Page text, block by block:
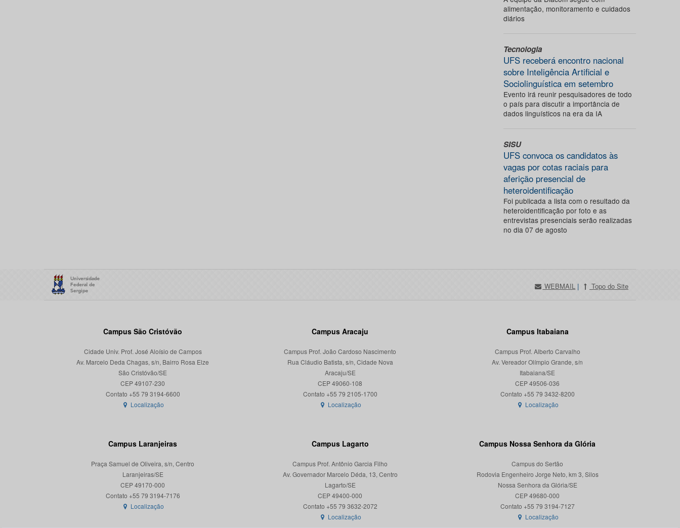
alimentação, monitoramento e cuidados
diários
Tecnologia
UFS receberá encontro nacional
sobre Inteligência Artificial e
Sociolinguística em setembro
Evento irá reunir pesquisadores de todo
o país para discutir a importância de
dados linguísticos na era da IA
SISU
UFS convoca os candidatos às
vagas por cotas raciais para
aferição presencial de
heteroidentificação
Foi publicada a lista com o resultado da
heteroidentificação por foto e as
entrevistas presenciais serão realizadas
no dia 07 de agosto
WEBMAIL | Topo do Site
Campus São Cristóvão
Cidade Univ. Prof. José Aloísio de Campos
Av. Marcelo Deda Chagas, s/n, Bairro Rosa Elze
São Cristóvão/SE
CEP 49107-230
Localização
Campus Aracaju
Campus Prof. João Cardoso Nascimento
Rua Cláudio Batista, s/n, Cidade Nova
Aracaju/SE
CEP 49060-108
Localização
Campus Itabaiana
Campus Prof. Alberto Carvalho
Av. Vereador Olímpio Grande, s/n
Itabaiana/SE
CEP 49506-036
Localização
Campus Laranjeiras
Praça Samuel de Oliveira, s/n, Centro
Laranjeiras/SE
CEP 49170-000
Localização
Campus Lagarto
Campus Prof. Antônio Garcia Filho
Av. Governador Marcelo Déda, 13, Centro
Lagarto/SE
CEP 49400-000
Localização
Campus Nossa Senhora da Glória
Campus do Sertão
Rodovia Engenheiro Jorge Neto, km 3, Silos
Nossa Senhora da Glória/SE
CEP 49680-000
Contato +55 79 3194-7127
Localização